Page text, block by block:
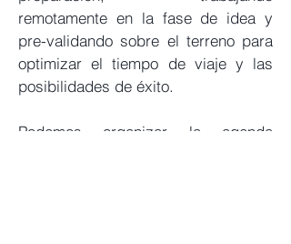
remotamente en la fase de idea y
pre-validando sobre el terreno para
optimizar el tiempo de viaje y las
posibilidades de éxito.
Podemos organizar la agenda